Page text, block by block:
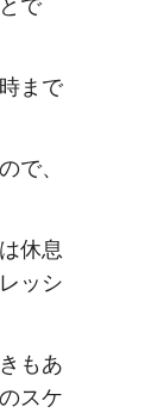
まで
で、
休息
ッシ
もあ
スケ